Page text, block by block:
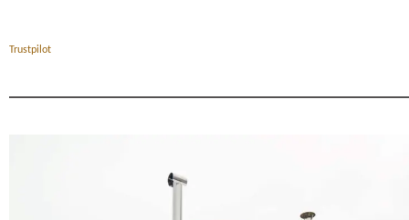
Trustpilot